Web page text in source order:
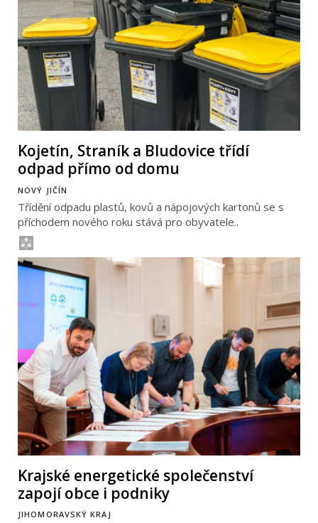
Kojetín, Straník a Bludovice třídí
odpad přímo od domu
NOVÝ JIČÍN
Třídění odpadu plastů, kovů a nápojových kartonů se s
příchodem nového roku stává pro obyvatele..
Krajské energetické společenství
zapojí obce i podniky
JIHOMORAVSKÝ KRAJ